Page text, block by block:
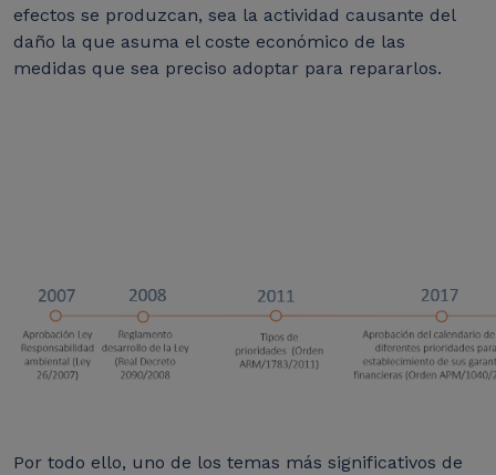
efectos se produzcan, sea la actividad causante del
daño la que asuma el coste económico de las
medidas que sea preciso adoptar para repararlos.
Por todo ello, uno de los temas más significativos de